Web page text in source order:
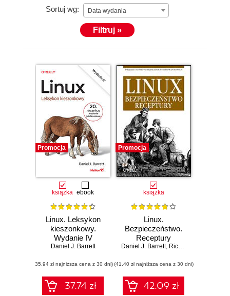
Sortuj wg: Data wydania
Filtruj »
Promocja
książka ebook
Linux. Leksykon
kieszonkowy.
Wydanie IV
Daniel J. Barrett
(35,94 zł najniższa cena z 30 dni)
37.74 zł
Promocja
książka
Linux.
Bezpieczeństwo.
Receptury
Daniel J. Barrett, Richard E. Silverman
(41,40 zł najniższa cena z 30 dni)
42.09 zł